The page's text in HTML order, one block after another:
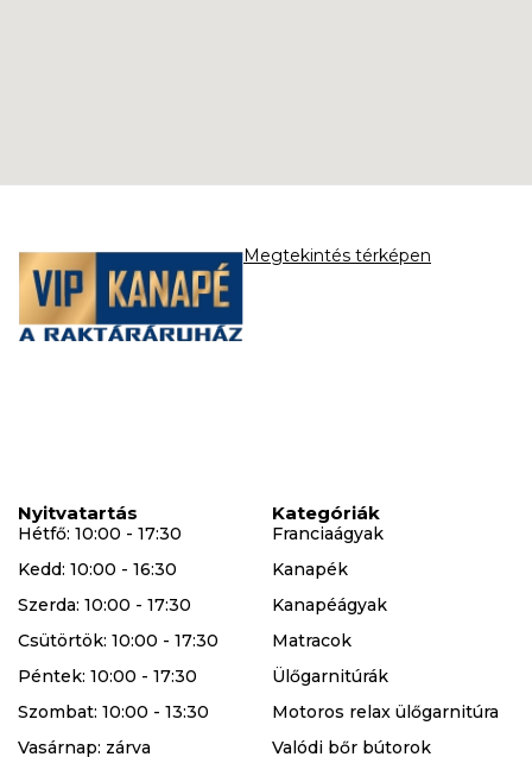
Megtekintés térképen
Nyitvatartás
Hétfő: 10:00 - 17:30
Kedd: 10:00 - 16:30
Szerda: 10:00 - 17:30
Csütörtök: 10:00 - 17:30
Péntek: 10:00 - 17:30
Szombat: 10:00 - 13:30
Vasárnap: zárva
Kategóriák
Franciaágyak
Kanapék
Kanapéágyak
Matracok
Ülőgarnitúrák
Motoros relax ülőgarnitúra
Valódi bőr bútorok